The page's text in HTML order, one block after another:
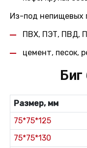
Из-под непищевых
ПВХ, ПЭТ, ПВД,
цемент, песок,
Биг
Размер, мм
75*75*125
75*75*130